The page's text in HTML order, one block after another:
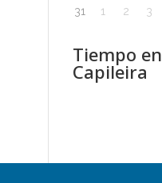
31
1 2 3
Tiempo en
Capileira